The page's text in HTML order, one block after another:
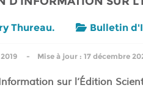
Thureau. Bulletin
17 décembre
sur l’Édition